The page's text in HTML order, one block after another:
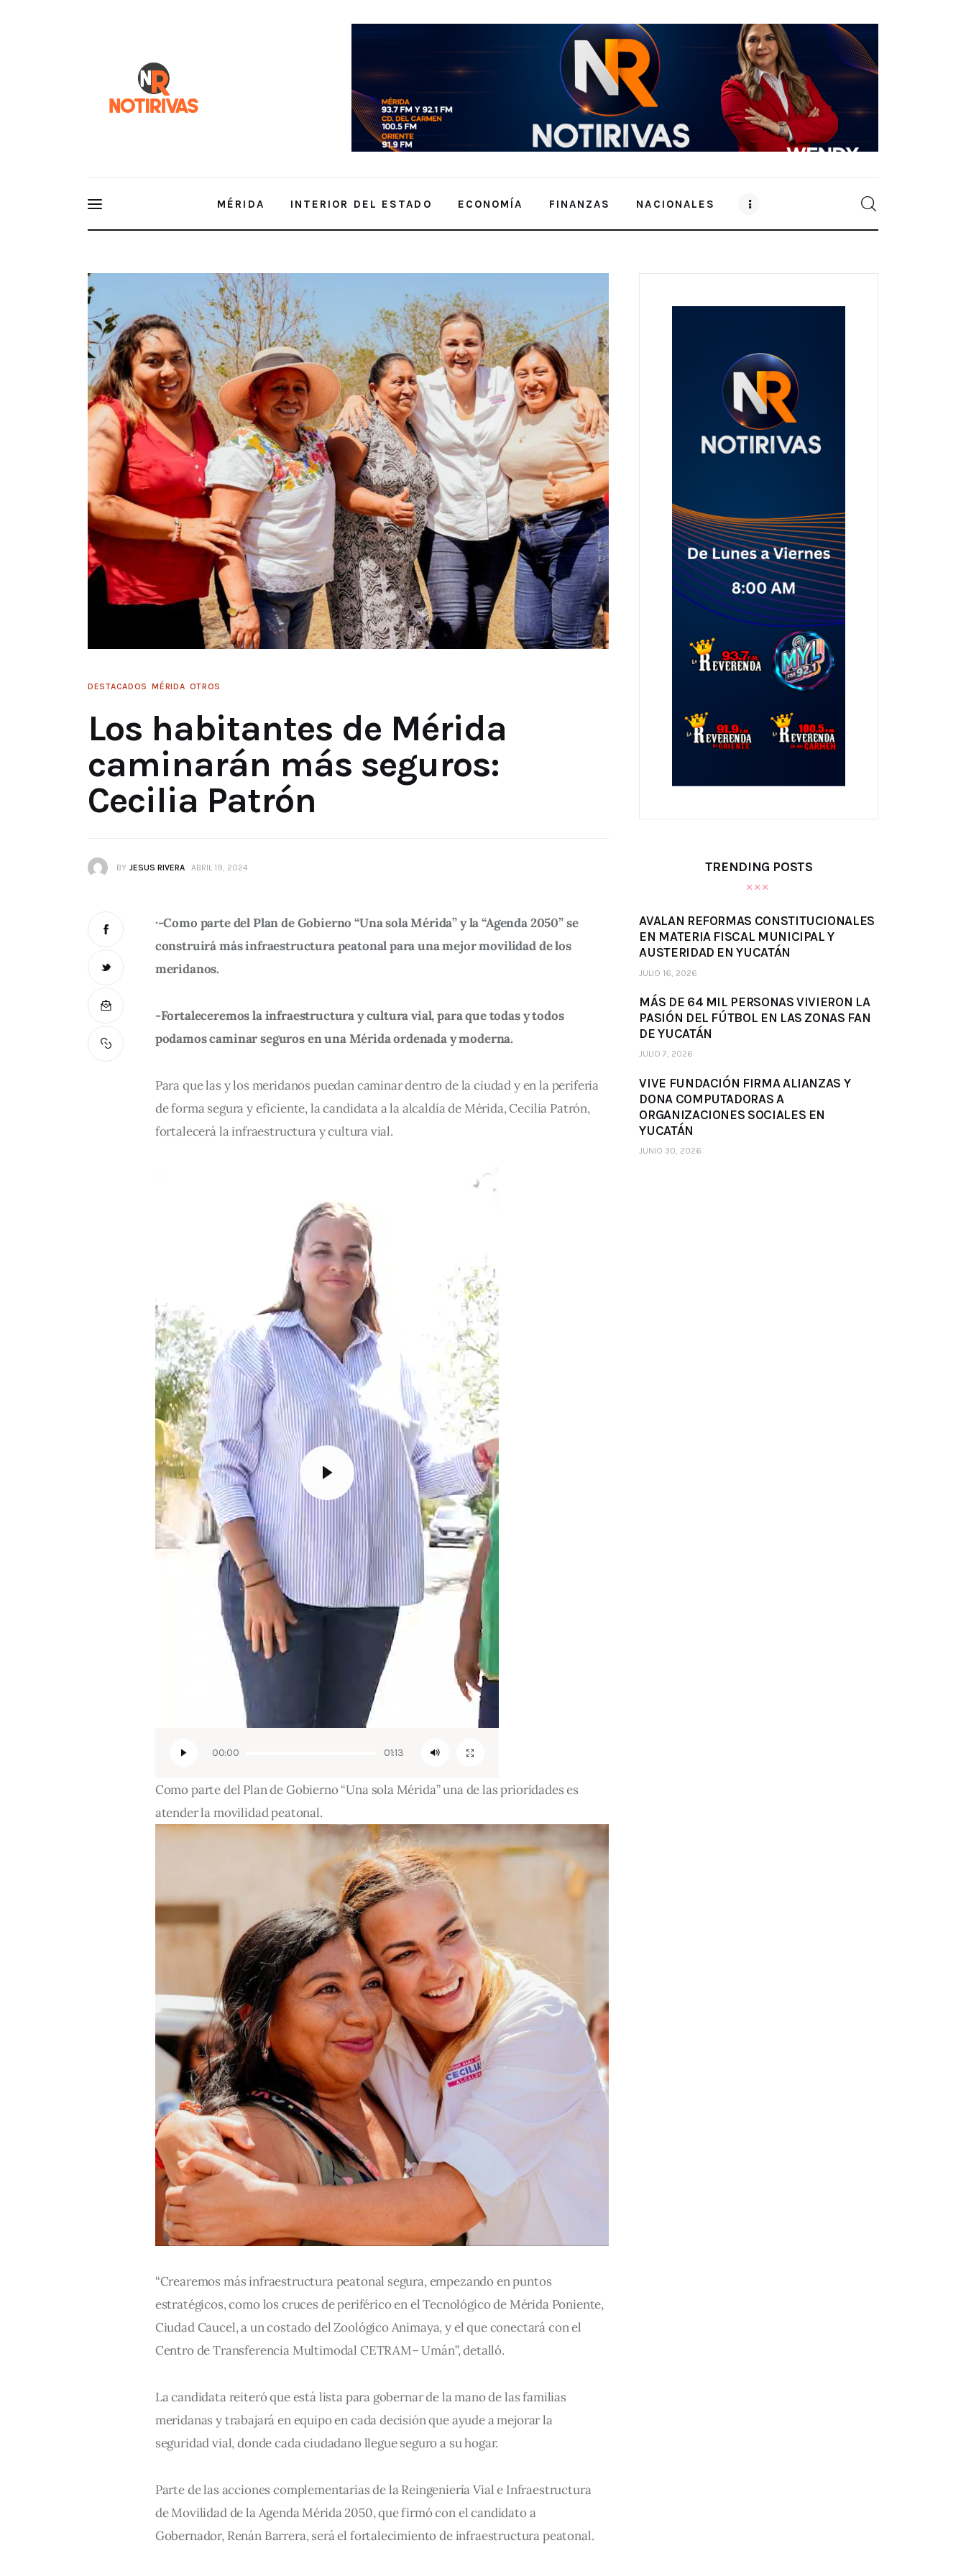
MÉRIDA INTERIOR DEL ESTADO ECONOMÍA FINANZAS NACIONALES
DESTACADOS MÉRIDA OTROS
Los habitantes de Mérida
caminarán más seguros:
Cecilia Patrón
BY JESUS RIVERA ABRIL 19, 2024
·-Como parte del Plan de Gobierno “Una sola Mérida” y la “Agenda 2050” se
construirá más infraestructura peatonal para una mejor movilidad de los
meridanos.
-Fortaleceremos la infraestructura y cultura vial, para que todas y todos
podamos caminar seguros en una Mérida ordenada y moderna.
Para que las y los meridanos puedan caminar dentro de la ciudad y en la periferia
de forma segura y eficiente, la candidata a la alcaldía de Mérida, Cecilia Patrón,
fortalecerá la infraestructura y cultura vial.
00:00 01:13
Como parte del Plan de Gobierno “Una sola Mérida” una de las prioridades es
atender la movilidad peatonal.
“Crearemos más infraestructura peatonal segura, empezando en puntos
estratégicos, como los cruces de periférico en el Tecnológico de Mérida Poniente,
Ciudad Caucel, a un costado del Zoológico Animaya, y el que conectará con el
Centro de Transferencia Multimodal CETRAM– Umán”, detalló.
La candidata reiteró que está lista para gobernar de la mano de las familias
meridanas y trabajará en equipo en cada decisión que ayude a mejorar la
seguridad vial, donde cada ciudadano llegue seguro a su hogar.
Parte de las acciones complementarias de la Reingeniería Vial e Infraestructura
de Movilidad de la Agenda Mérida 2050, que firmó con el candidato a
Gobernador, Renán Barrera, será el fortalecimiento de infraestructura peatonal.
TRENDING POSTS
AVALAN REFORMAS CONSTITUCIONALES
EN MATERIA FISCAL MUNICIPAL Y
AUSTERIDAD EN YUCATÁN
JULIO 16, 2026
MÁS DE 64 MIL PERSONAS VIVIERON LA
PASIÓN DEL FÚTBOL EN LAS ZONAS FAN
DE YUCATÁN
JULIO 7, 2026
VIVE FUNDACIÓN FIRMA ALIANZAS Y
DONA COMPUTADORAS A
ORGANIZACIONES SOCIALES EN
YUCATÁN
JUNIO 30, 2026